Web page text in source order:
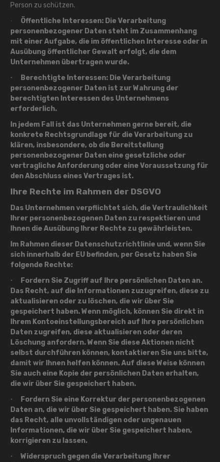
Person zu schützen.
· Öffentliche Interessen: Die Verarbeitung
personenbezogener Daten steht im Zusammenhang
mit einer Aufgabe, die im öffentlichen Interesse oder in
Ausübung öffentlicher Gewalt erfolgt, die dem
Unternehmen übertragen wurde.
· Berechtigte Interessen: Die Verarbeitung
personenbezogener Daten ist zur Wahrung der
berechtigten Interessen des Unternehmens
erforderlich.
In jedem Fall ist das Unternehmen gerne bereit, die
konkrete Rechtsgrundlage für die Verarbeitung zu
klären, insbesondere, ob die Bereitstellung
personenbezogener Daten eine gesetzliche oder
vertragliche Anforderung oder eine Voraussetzung für
den Abschluss eines Vertrages ist.
Ihre Rechte im Rahmen der DSGVO
Das Unternehmen verpflichtet sich, die Vertraulichkeit
Ihrer personenbezogenen Daten zu respektieren und
Ihnen die Ausübung Ihrer Rechte zu gewährleisten.
Im Rahmen dieser Datenschutzrichtlinie und, wenn Sie
sich innerhalb der EU befinden, per Gesetz haben Sie
folgende Rechte:
·
Fordern Sie Zugriff auf Ihre persönlichen Daten an.
Das Recht, auf die Informationen zuzugreifen, diese zu
aktualisieren oder zu löschen, die wir über Sie
gespeichert haben. Wenn möglich, können Sie direkt in
Ihrem Kontoeinstellungsbereich auf Ihre persönlichen
Daten zugreifen, diese aktualisieren oder deren
Löschung anfordern. Wenn Sie diese Aktionen nicht
selbst durchführen können, kontaktieren Sie uns bitte,
damit wir Ihnen helfen können. Auf diese Weise können
Sie auch eine Kopie der persönlichen Daten erhalten,
die wir über Sie gespeichert haben.
·
Fordern Sie eine Korrektur der personenbezogenen
Daten an, die wir über Sie gespeichert haben. Sie haben
das Recht, alle unvollständigen oder ungenauen
Informationen, die wir über Sie gespeichert haben,
korrigieren zu lassen.
·
Widerspruch gegen die Verarbeitung Ihrer